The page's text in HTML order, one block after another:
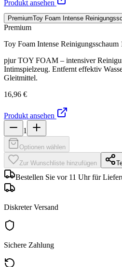
Produkt ansehen
PremiumToy Foam Intense
Premium
Toy Foam Intense Reinigungsschaum
pjur TOY FOAM – intensiver
Intimspielzeug. Entfernt effektiv
Gleitmittel.
16,96 €
Produkt ansehen
1
Optionen wählen
Zur Wunschliste hinzufügen
Bestellen Sie vor 11 Uhr für
Diskreter Versand
Sichere Zahlung